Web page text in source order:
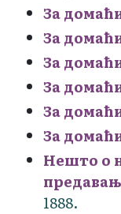
За
За
За
За
За
За
Нешто о
1888.